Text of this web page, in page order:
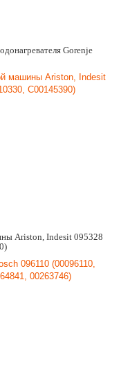
Gorenje
Ariston, Indesit 095328